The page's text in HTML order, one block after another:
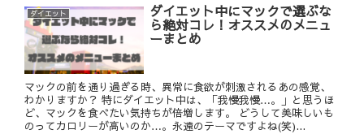
ダイエット ダイエット中にマックで選ぶな
ら絶対コレ！オススメのメニュ
ーまとめ
マックの前を通り過ぎる時、異常に食欲が刺激されるあの感覚、
わかりますか？ 特にダイエット中は、「我慢我慢…。」と思うほ
ど、マックを食べたい気持ちが倍増します。 どうして美味しいも
のってカロリーが高いのか…。永遠のテーマですよね(笑)...